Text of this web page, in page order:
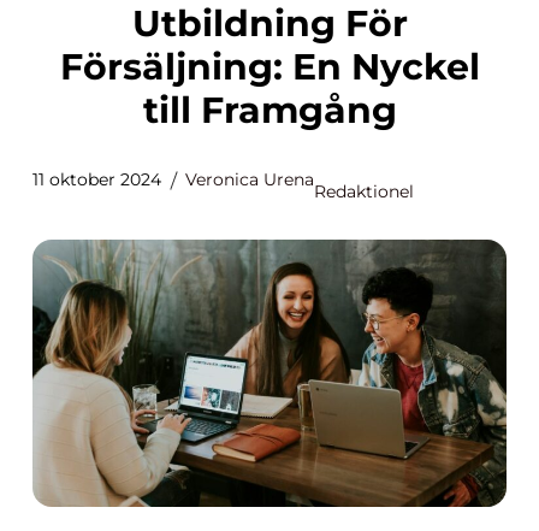
Utbildning För
Försäljning: En Nyckel
till Framgång
11 oktober 2024 Veronica Urena
Redaktionel